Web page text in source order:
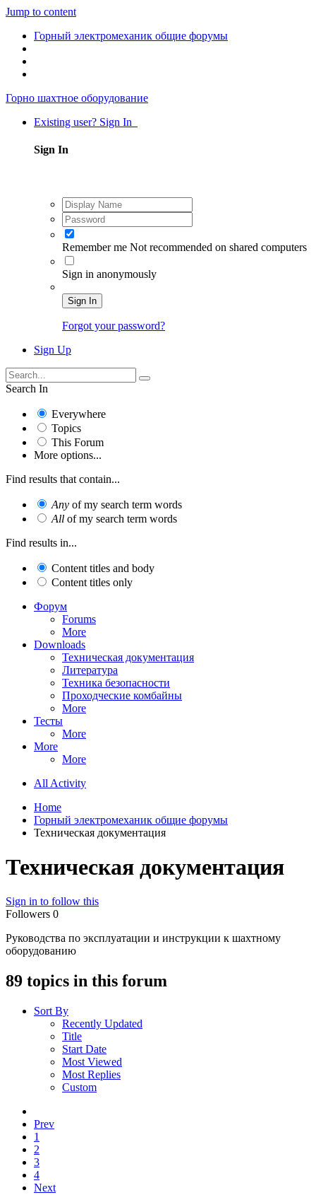
Jump to content
Горный электромеханик общие форумы
Горно шахтное оборудование
Existing user? Sign In
Sign In
Remember me Not recommended on shared computers
Sign in anonymously
Sign In
Forgot your password?
Sign Up
Search In
Everywhere
Topics
This Forum
More options...
Find results that contain...
Any of my search term words
All of my search term words
Find results in...
Content titles and body
Content titles only
Форум
Forums
More
Downloads
Техническая документация
Литература
Техника безопасности
Проходческие комбайны
More
Тесты
More
More
More
All Activity
Home
Горный электромеханик общие форумы
Техническая документация
Техническая документация
Sign in to follow this
Followers 0
Руководства по эксплуатации и инструкции к шахтному
оборудованию
89 topics in this forum
Sort By
Recently Updated
Title
Start Date
Most Viewed
Most Replies
Custom
Prev
1
2
3
4
Next